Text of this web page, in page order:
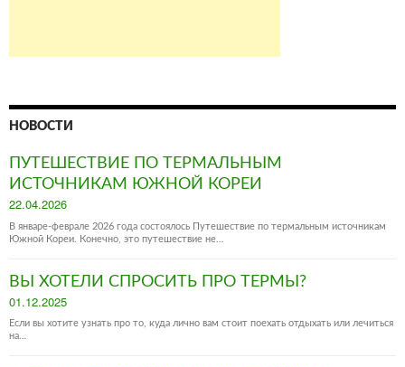
НОВОСТИ
ПУТЕШЕСТВИЕ ПО ТЕРМАЛЬНЫМ
ИСТОЧНИКАМ ЮЖНОЙ КОРЕИ
Posted
on
22.04.2026
В январе-феврале 2026 года состоялось Путешествие по термальным источникам
Южной Кореи. Конечно, это путешествие не…
ВЫ ХОТЕЛИ СПРОСИТЬ ПРО ТЕРМЫ?
Posted
on
01.12.2025
Если вы хотите узнать про то, куда лично вам стоит поехать отдыхать или лечиться
на…